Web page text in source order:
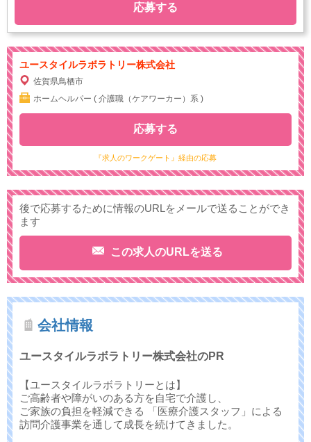
応募する
ユースタイルラボラトリー株式会社
佐賀県鳥栖市
ホームヘルパー ( 介護職（ケアワーカー）系 )
『求人のワークゲート』経由の応募
応募する
後で応募するために情報のURLをメールで送ることができ
ます
この求人のURLを送る
会社情報
ユースタイルラボラトリー株式会社のPR
【ユースタイルラボラトリーとは】
ご高齢者や障がいのある方を自宅で介護し、
ご家族の負担を軽減できる 「医療介護スタッフ」による
訪問介護事業を通して成長を続けてきました。